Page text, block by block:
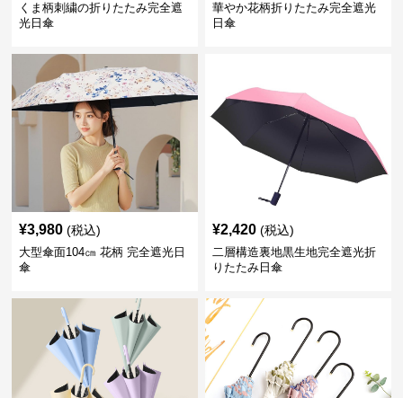
くま柄刺繍の折りたたみ完全遮
光日傘
華やか花柄折りたたみ完全遮光
日傘
¥3,980 (税込)
大型傘面104㎝ 花柄 完全遮光日
傘
¥2,420 (税込)
二層構造裏地黒生地完全遮光折
りたたみ日傘